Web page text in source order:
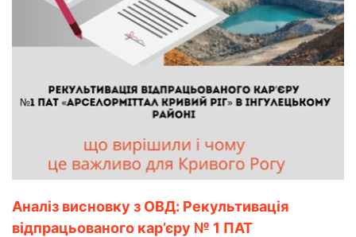
Аналіз висновку з ОВД: Рекультивація
вiдпрацьованого кар’єру № 1 ПАТ